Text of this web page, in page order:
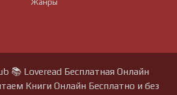
📚 Loveread Бесплатная Онлайн
Книги Онлайн Бесплатно и без